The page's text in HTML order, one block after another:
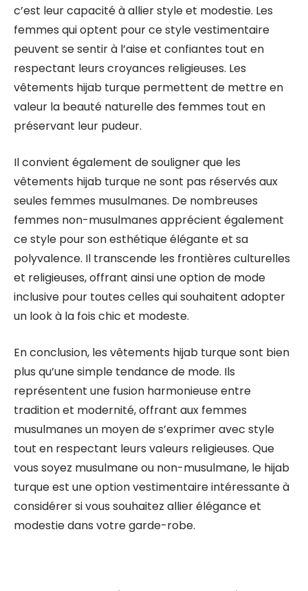
c’est leur capacité à allier style et modestie. Les
femmes qui optent pour ce style vestimentaire
peuvent se sentir à l’aise et confiantes tout en
respectant leurs croyances religieuses. Les
vêtements hijab turque permettent de mettre en
valeur la beauté naturelle des femmes tout en
préservant leur pudeur.
Il convient également de souligner que les
vêtements hijab turque ne sont pas réservés aux
seules femmes musulmanes. De nombreuses
femmes non-musulmanes apprécient également
ce style pour son esthétique élégante et sa
polyvalence. Il transcende les frontières culturelles
et religieuses, offrant ainsi une option de mode
inclusive pour toutes celles qui souhaitent adopter
un look à la fois chic et modeste.
En conclusion, les vêtements hijab turque sont bien
plus qu’une simple tendance de mode. Ils
représentent une fusion harmonieuse entre
tradition et modernité, offrant aux femmes
musulmanes un moyen de s’exprimer avec style
tout en respectant leurs valeurs religieuses. Que
vous soyez musulmane ou non-musulmane, le hijab
turque est une option vestimentaire intéressante à
considérer si vous souhaitez allier élégance et
modestie dans votre garde-robe.